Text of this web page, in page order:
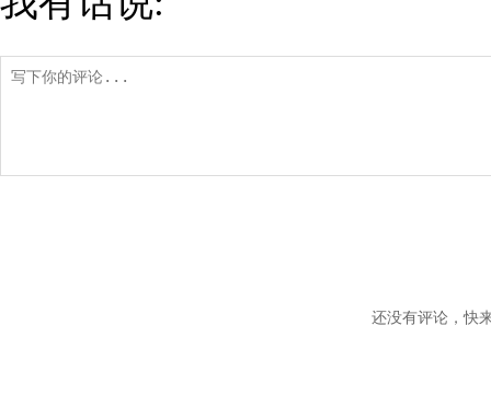
还没有评论，快